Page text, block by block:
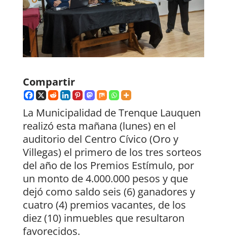
Compartir
La Municipalidad de Trenque Lauquen
realizó esta mañana (lunes) en el
auditorio del Centro Cívico (Oro y
Villegas) el primero de los tres sorteos
del año de los Premios Estímulo, por
un monto de 4.000.000 pesos y que
dejó como saldo seis (6) ganadores y
cuatro (4) premios vacantes, de los
diez (10) inmuebles que resultaron
favorecidos.